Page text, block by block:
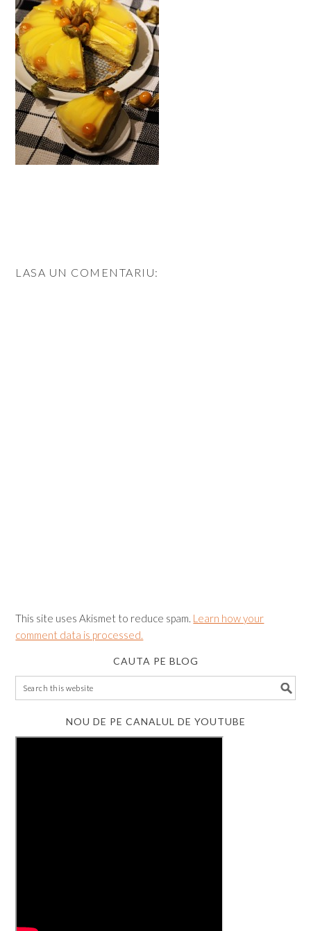
LASA UN COMENTARIU:
This site uses Akismet to reduce spam. Learn how your
comment data is processed.
CAUTA PE BLOG
NOU DE PE CANALUL DE YOUTUBE